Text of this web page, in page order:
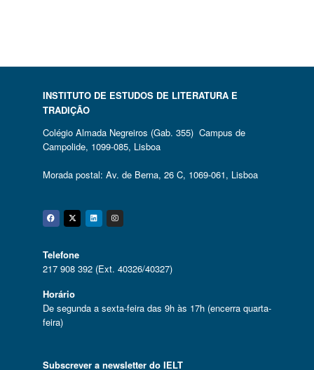
INSTITUTO DE ESTUDOS DE LITERATURA E
TRADIÇÃO
Colégio Almada Negreiros (Gab. 355) Campus de
Campolide, 1099-085, Lisboa
Morada postal: Av. de Berna, 26 C, 1069-061, Lisboa
Facebook
Twitter
Linkedin
Instagram
Telefone
217 908 392 (Ext. 40326/40327)
Horário
De segunda a sexta-feira das 9h às 17h (encerra quarta-
feira)
Subscrever a newsletter do IELT